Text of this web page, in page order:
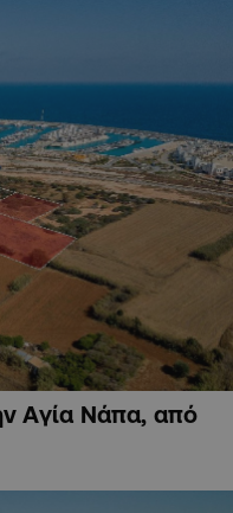
Αγία Νάπα, από